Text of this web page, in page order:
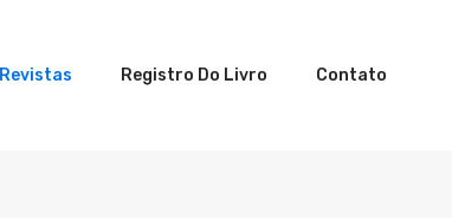
Revistas Registro Do Livro Contato